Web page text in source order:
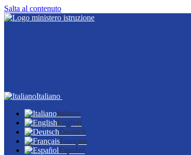
Salta al contenuto
Italiano
Italiano
English
Deutsch
Français
Español